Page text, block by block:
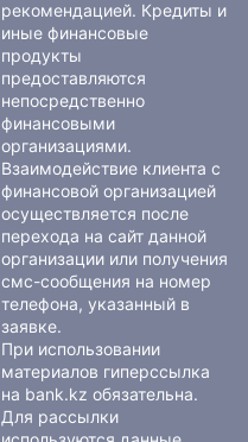
рекомендацией. Кредиты и
иные финансовые
продукты
предоставляются
непосредственно
финансовыми
организациями.
Взаимодействие клиента с
финансовой организацией
осуществляется после
перехода на сайт данной
организации или получения
смс-сообщения на номер
телефона, указанный в
заявке.
При использовании
материалов гиперссылка
на bank.kz обязательна.
Для рассылки